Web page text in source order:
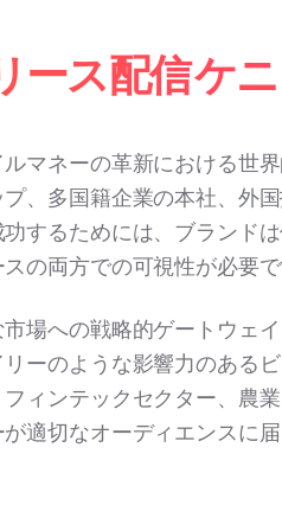
ース配信 ケ
マネーの革新における世
、多国籍企業の本社、外
するためには、ブランド
の両方での可視性が必要で
場への戦略的ゲートウェ
ーのような影響力のある
ィンテックセクター、農
適切なオーディエンスに届